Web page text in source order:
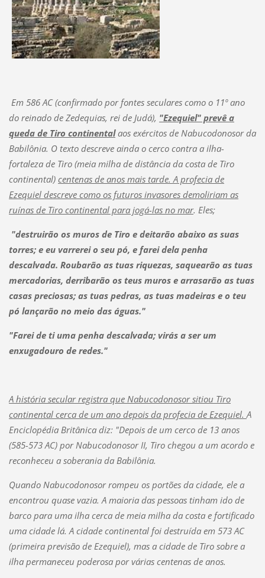
Em 586 AC (confirmado por fontes seculares como o 11º ano
do reinado de Zedequias, rei de Judá), "Ezequiel" prevê a
queda de Tiro continentalaos exércitos de Nabucodonosor da
Babilônia. O texto descreve ainda o cerco contra a ilha-
fortaleza de Tiro (meia milha de distância da costa de Tiro
continental) centenas de anos mais tarde. A profecia de
Ezequiel descreve como os futuros invasores demoliriam as
ruínas de Tiro continental para jogá-las no mar. Eles;
"destruirão os muros de Tiro e deitarão abaixo as suas
torres; e eu varrerei o seu pó, e farei dela penha
descalvada. Roubarão as tuas riquezas, saquearão as tuas
mercadorias, derribarão os teus muros e arrasarão as tuas
casas preciosas; as tuas pedras, as tuas madeiras e o teu
pó lançarão no meio das águas."
"Farei de ti uma penha descalvada; virás a ser um
enxugadouro de redes."
A história secular registra que Nabucodonosor sitiou Tiro
continental cerca de um ano depois da profecia de Ezequiel.A
Enciclopédia Britânica diz: "Depois de um cerco de 13 anos
(585-573 AC) por Nabucodonosor II, Tiro chegou a um acordo e
reconheceu a soberania da Babilônia.
Quando Nabucodonosor rompeu os portões da cidade, ele a
encontrou quase vazia. A maioria das pessoas tinham ido de
barco para uma ilha cerca de meia milha da costa e fortificado
uma cidade lá. A cidade continental foi destruída em 573 AC
(primeira previsão de Ezequiel), mas a cidade de Tiro sobre a
ilha permaneceu poderosa por várias centenas de anos.